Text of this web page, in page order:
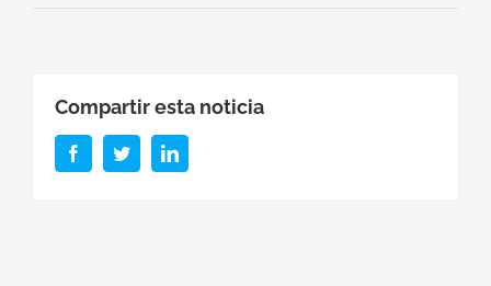
Compartir esta noticia
FacebookTwitterLinkedIn